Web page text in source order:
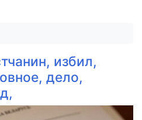
избил,
дело,